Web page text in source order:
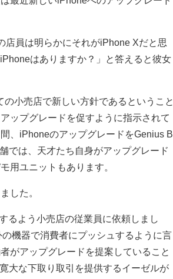
店員は明らかにそれがiPhone Xだと思
はありますか？」と答えると彼女
小売店で新しい方針であるということ
ップグレードを促すように指示されて
、iPhoneのアップグレードをGenius B
では、天才たち自身がアップグレード
用ユニットもあります。
した。
るよう小売店の従業員に依頼しまし
機器で消費者にプッシュするように言
がアップグレードを提案していること
大な下取り取引を提供するイーゼルが